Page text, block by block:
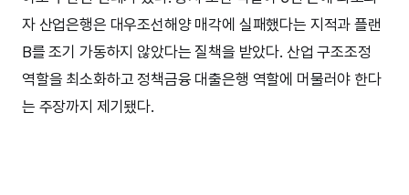
자 산업은행은 대우조선해양 매각에 실패했다는 지적과 플랜
B를 조기 가동하지 않았다는 질책을 받았다. 산업 구조조정
역할을 최소화하고 정책금융 대출은행 역할에 머물러야 한다
는 주장까지 제기됐다.